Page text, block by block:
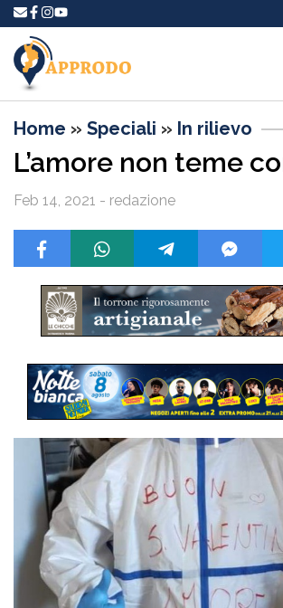
Home » Speciali » In rilievo
L’amore non teme
Feb 14, 2021 - redazione